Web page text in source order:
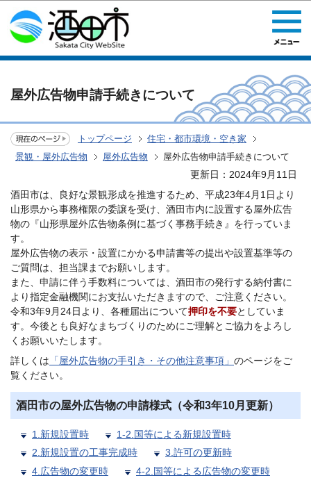
このページの本文へ移動
屋外広告物申請手続きについて
トップページ
住宅・都市環境・空き家
景観・屋外広告物
屋外広告物 屋外広告物申請手続きについて
更新日：2024年9月11日
酒田市は、良好な景観形成を推進するため、平成23年4月1日より
山形県から事務権限の委譲を受け、酒田市内に設置する屋外広告
物の『山形県屋外広告物条例に基づく事務手続き』を行っていま
す。
屋外広告物の表示・設置にかかる申請書等の提出や設置基準等の
ご質問は、担当課までお願いします。
また、申請に伴う手数料については、酒田市の発行する納付書に
より指定金融機関にお支払いただきますので、ご注意ください。
令和3年9月24日より、各種届出について押印を不要としていま
す。今後とも良好なまちづくりのためにご理解とご協力をよろし
くお願いいたします。
詳しくは 「屋外広告物の手引き・その他注意事項」 のページをご
覧ください。
酒田市の屋外広告物の申請様式（令和3年10月更新）
1.新規設置時
1-2.国等による新規設置時
2.新規設置の工事完成時
3.許可の更新時
4.広告物の変更時
4-2.国等による広告物の変更時